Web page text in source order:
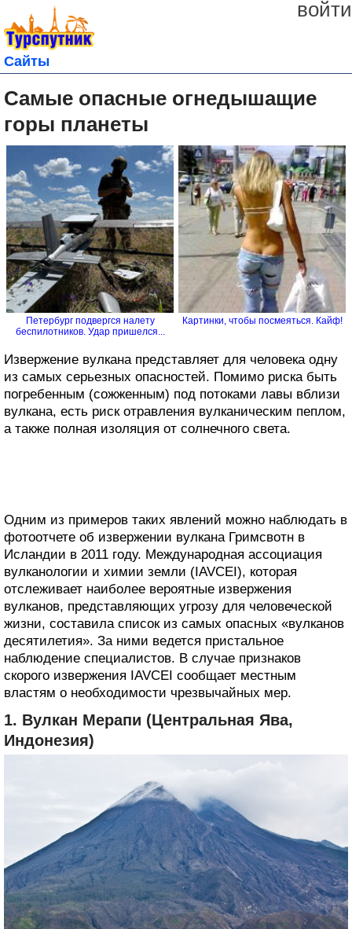
войти
Сайты
Самые опасные огнедышащие
горы планеты
Петербург подвергся налету
беспилотников. Удар пришелся...
Картинки, чтобы посмеяться. Кайф!
Извержение вулкана представляет для человека одну
из самых серьезных опасностей. Помимо риска быть
погребенным (сожженным) под потоками лавы вблизи
вулкана, есть риск отравления вулканическим пеплом,
а также полная изоляция от солнечного света.
Одним из примеров таких явлений можно наблюдать в
фотоотчете об извержении вулкана Гримсвотн в
Исландии в 2011 году. Международная ассоциация
вулканологии и химии земли (IAVCEI), которая
отслеживает наиболее вероятные извержения
вулканов, представляющих угрозу для человеческой
жизни, составила список из самых опасных «вулканов
десятилетия». За ними ведется пристальное
наблюдение специалистов. В случае признаков
скорого извержения IAVCEI сообщает местным
властям о необходимости чрезвычайных мер.
1. Вулкан Мерапи (Центральная Ява,
Индонезия)